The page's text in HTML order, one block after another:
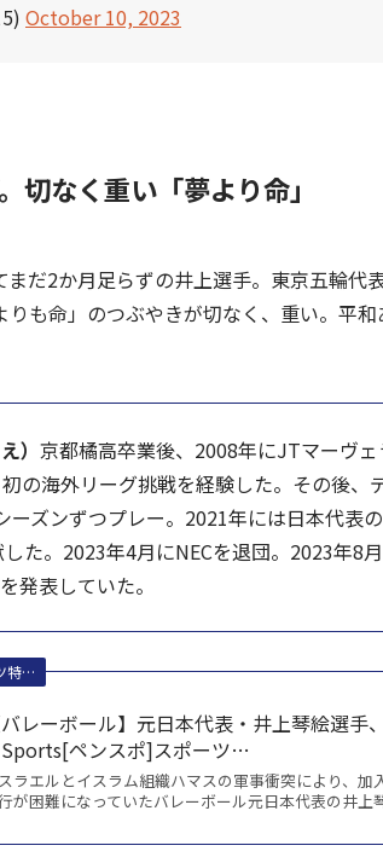
October 10, 2023
切なく重い「夢より命」
だ2か月足らずの井上選手。東京五輪代
も命」のつぶやきが切なく、重い。平
） 京都橘高卒業後、2008年にJTマーヴ
の海外リーグ挑戦を経験した。その後、
ーズンずつプレー。2021年には日本代表
た。2023年4月にNECを退団。2023年8
発表していた。
特…
バレーボール】元日本代表・井上琴絵選
Sports[ペンスポ]スポーツ…
ラエルとイスラム組織ハマスの軍事衝突により、
が困難になっていたバレーボール元日本代表の井